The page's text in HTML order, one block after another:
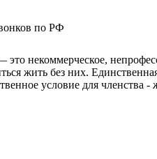
по РФ
некоммерческое,
жить без них.
условие для членства -